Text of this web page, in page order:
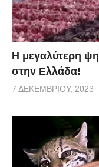
Η μεγαλύτερη
στην Ελλάδα!
7 ΔΕΚΕΜΒΡΊΟΥ, 2023